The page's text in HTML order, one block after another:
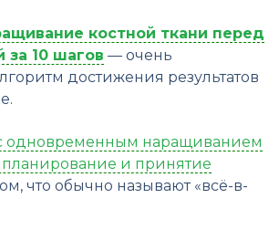
костной ткани перед
за 10 шагов — очень
достижения результатов
одновременным наращиванием
планирование и принятие
что обычно называют «всё-в-